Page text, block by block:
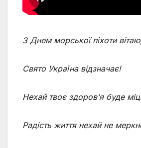
З Днем морської піхоти
Свято Україна відзначає!
Нехай твоє здоров’я буде
Радість життя нехай не